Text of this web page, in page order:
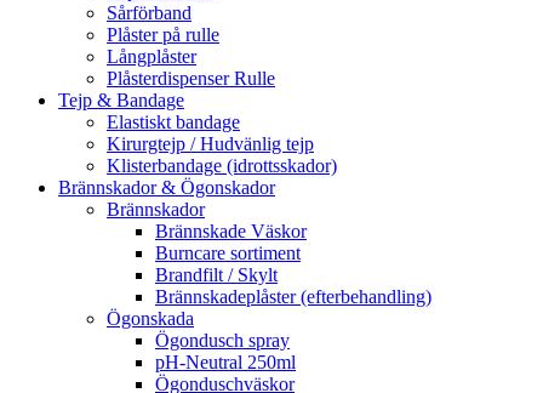
Sårförband
Plåster på rulle
Långplåster
Plåsterdispenser Rulle
Tejp & Bandage
Elastiskt bandage
Kirurgtejp / Hudvänlig tejp
Klisterbandage (idrottsskador)
Brännskador & Ögonskador
Brännskador
Brännskade Väskor
Burncare sortiment
Brandfilt / Skylt
Brännskadeplåster (efterbehandling)
Ögonskada
Ögondusch spray
pH-Neutral 250ml
Ögonduschväskor